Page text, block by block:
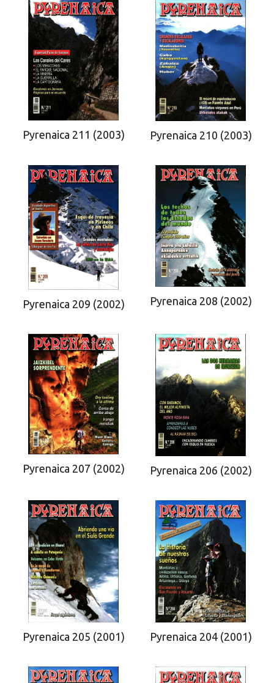
Pyrenaica 211 (2003) Pyrenaica 210 (2003)
Pyrenaica 209 (2002) Pyrenaica 208 (2002)
Pyrenaica 207 (2002) Pyrenaica 206 (2002)
Pyrenaica 205 (2001) Pyrenaica 204 (2001)